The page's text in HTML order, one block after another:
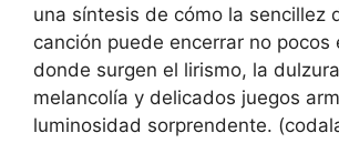
una síntesis de cómo la sencillez
canción puede encerrar no pocos
donde surgen el lirismo, la
melancolía y delicados juegos
luminosidad sorprendente.